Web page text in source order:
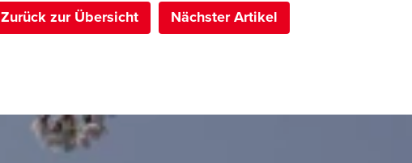
Zurück zur Übersicht Nächster Artikel